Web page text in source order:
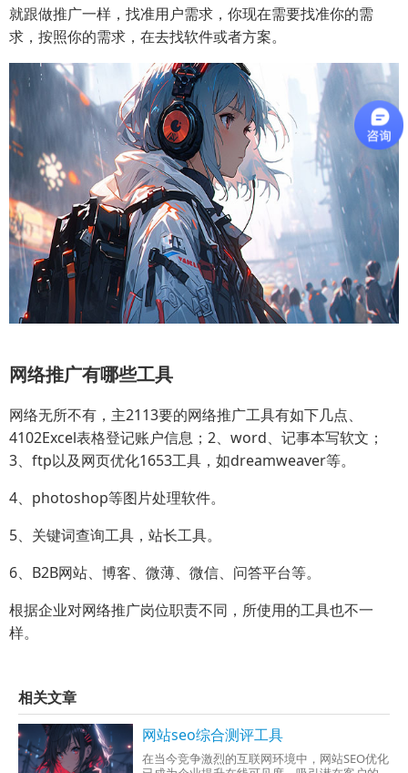
就跟做推广一样，找准用户需求，你现在需要找准你的需
求，按照你的需求，在去找软件或者方案。
网络推广有哪些工具
网络无所不有，主2113要的网络推广工具有如下几点、
4102Excel表格登记账户信息；2、word、记事本写软文；
3、ftp以及网页优化1653工具，如dreamweaver等。
4、photoshop等图片处理软件。
5、关键词查询工具，站长工具。
6、B2B网站、博客、微薄、微信、问答平台等。
根据企业对网络推广岗位职责不同，所使用的工具也不一
样。
相关文章
网站seo综合测评工具
在当今竞争激烈的互联网环境中，网站SEO优化